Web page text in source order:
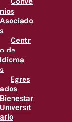
nios
Asociado
s
Centr
o de
Idioma
s
Egres
ados
Bienestar
Universit
ario